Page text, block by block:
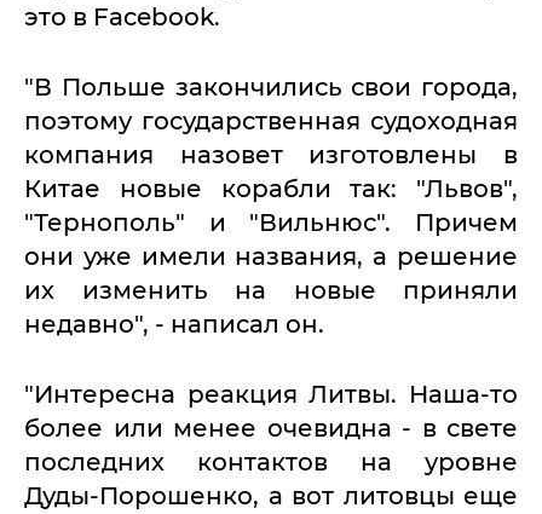
это в Facebook.
"В Польше закончились свои города,
поэтому государственная судоходная
компания назовет изготовлены в
Китае новые корабли так: "Львов",
"Тернополь" и "Вильнюс". Причем
они уже имели названия, а решение
их изменить на новые приняли
недавно", - написал он.
"Интересна реакция Литвы. Наша-то
более или менее очевидна - в свете
последних контактов на уровне
Дуды-Порошенко, а вот литовцы еще